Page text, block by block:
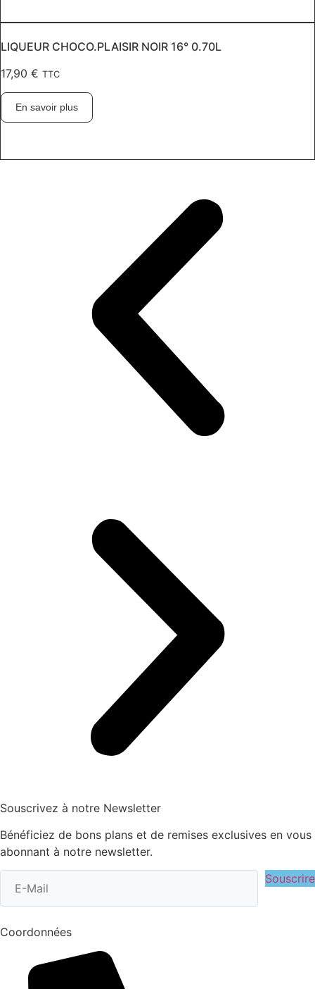
LIQUEUR CHOCO.PLAISIR NOIR 16° 0.70L
17,90 € TTC
En savoir plus
Souscrivez à notre Newsletter
Bénéficiez de bons plans et de remises exclusives en vous
abonnant à notre newsletter.
Souscrire
Coordonnées